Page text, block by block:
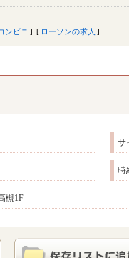
ンビニ ローソンの求人
サ
時
槻1F